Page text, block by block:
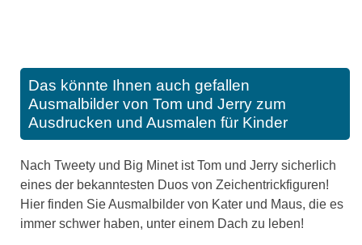
Das könnte Ihnen auch gefallen
Ausmalbilder von Tom und Jerry zum
Ausdrucken und Ausmalen für Kinder
Nach Tweety und Big Minet ist Tom und Jerry sicherlich
eines der bekanntesten Duos von Zeichentrickfiguren!
Hier finden Sie Ausmalbilder von Kater und Maus, die es
immer schwer haben, unter einem Dach zu leben!